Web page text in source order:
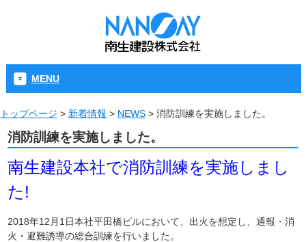
MENU
トップページ > 新着情報 > NEWS > 消防訓練を実施しました。
消防訓練を実施しました。
南生建設本社で消防訓練を実施しまし
た!
2018年12月1日本社平田橋ビルにおいて、出火を想定し、通報・消
火・避難誘導の総合訓練を行いました。